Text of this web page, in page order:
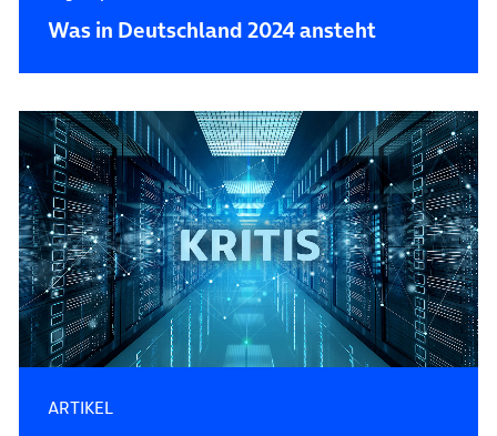
Was in Deutschland 2024 ansteht
ARTIKEL